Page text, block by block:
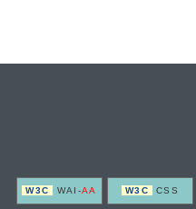
W3C WAI-AA W3C CSS